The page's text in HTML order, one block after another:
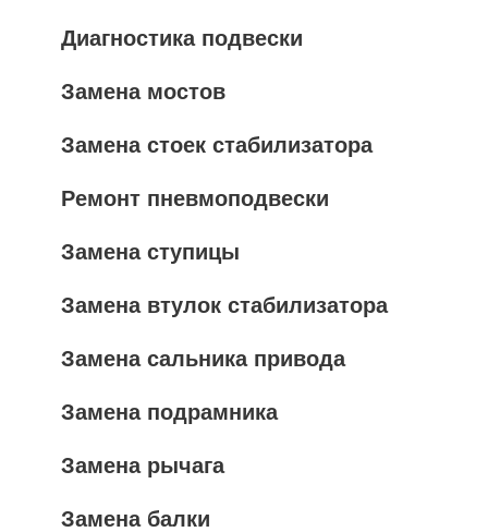
Диагностика подвески
Замена мостов
Замена стоек стабилизатора
Ремонт пневмоподвески
Замена ступицы
Замена втулок стабилизатора
Замена сальника привода
Замена подрамника
Замена рычага
Замена балки